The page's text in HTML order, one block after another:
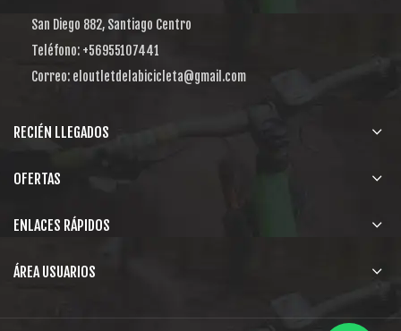
San Diego 882, Santiago Centro
Teléfono: +56955107441
Correo: eloutletdelabicicleta@gmail.com
RECIÉN LLEGADOS
OFERTAS
ENLACES RÁPIDOS
ÁREA USUARIOS